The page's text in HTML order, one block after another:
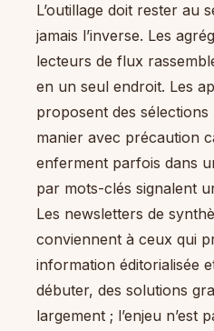
L’outillage doit rester au
jamais l’inverse. Les
lecteurs de flux
en un seul endroit. Les
proposent des
manier avec précaution
enferment parfois dans
par mots-clés signalent
Les newsletters de
conviennent à ceux qui
information éditorialisée
débuter, des solutions
largement ; l’enjeu n’est